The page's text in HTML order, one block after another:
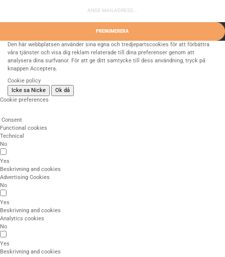
PRENUMERERA
Den här webbplatsen använder sina egna och tredjepartscookies för att förbättra
våra tjänster och visa dig reklam relaterade till dina preferenser genom att
analysera dina surfvanor. För att ge ditt samtycke till dess användning, tryck på
knappen Acceptera.
Cookie policy
Icke sa Nicke
Ok då
Cookie preferences
Consent
Functional cookies
Technical
No
Yes
Beskrivning and cookies
Advertising Cookies
No
Yes
Beskrivning and cookies
Analytics cookies
No
Yes
Beskrivning and cookies